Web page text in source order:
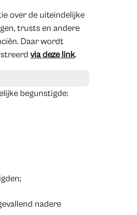
over de uiteindelijke
trusts en andere
Daar wordt
via deze link.
begunstigde:
nadere